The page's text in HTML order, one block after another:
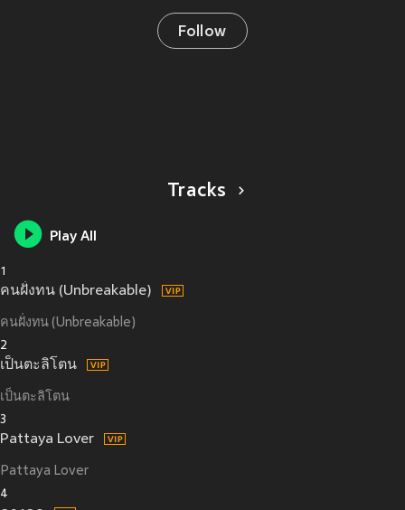
Follow
Tracks
Play All
1
คนฝั่งทน (Unbreakable)
คนฝั่งทน (Unbreakable)
2
เป็นตะลิโตน
เป็นตะลิโตน
3
Pattaya Lover
Pattaya Lover
4